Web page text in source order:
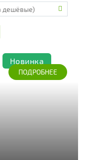
Новинка
ПОДРОБНЕЕ